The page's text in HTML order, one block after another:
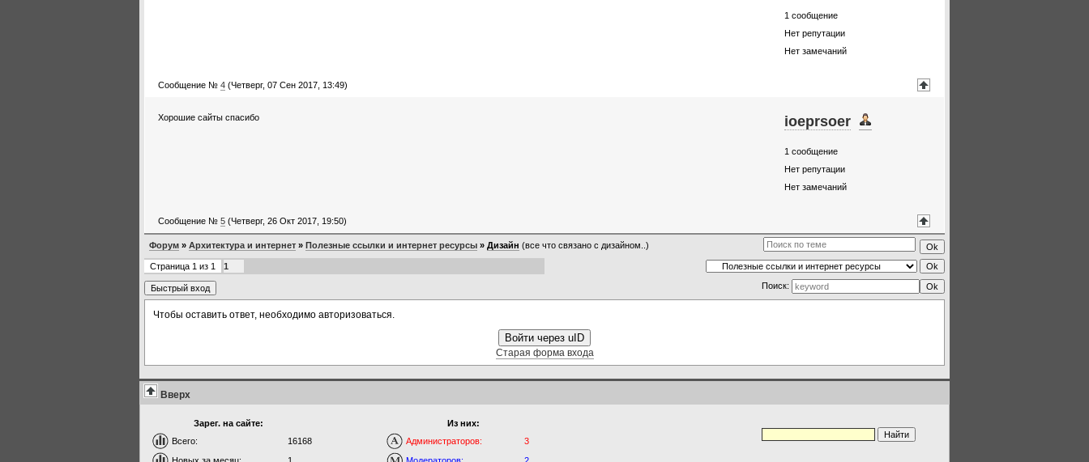
1 сообщение
Нет репутации
Нет замечаний
Сообщение № 4 (Четверг, 07 Сен 2017, 13:49)
Хорошие сайты спасибо ioeprsoer
1 сообщение
Нет репутации
Нет замечаний
Сообщение № 5 (Четверг, 26 Окт 2017, 19:50)
Форум » Архитектура и интернет » Полезные ссылки и интернет ресурсы » Дизайн (все что связано с дизайном..)
Страница 1 из 1
1
Поиск:
Чтобы оставить ответ, необходимо авторизоваться.
Войти через uID
Старая форма входа
Вверх
Зарег. на сайте:
Всего:
16168
Из них:
Администраторов:
3